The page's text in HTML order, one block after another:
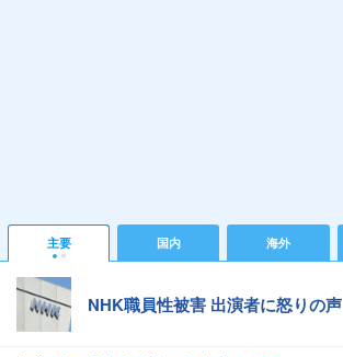
主要 国内 海外
NHK職員性被害 出演者に怒りの声